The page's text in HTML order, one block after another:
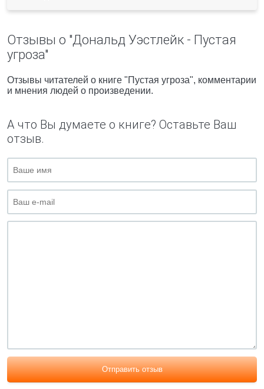
Отзывы о "Дональд Уэстлейк - Пустая
угроза"
Отзывы читателей о книге "Пустая угроза", комментарии
и мнения людей о произведении.
А что Вы думаете о книге? Оставьте Ваш
отзыв.
Отправить отзыв